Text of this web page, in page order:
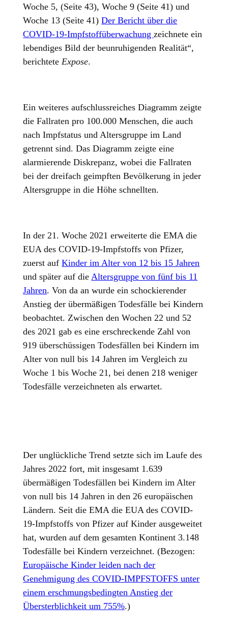
Woche 5, (Seite 43), Woche 9 (Seite 41) und
Woche 13 (Seite 41)Der Bericht über die
COVID-19-Impfstoffüberwachungzeichnete ein
lebendiges Bild der beunruhigenden Realität“,
berichteteExpose.
Ein weiteres aufschlussreiches Diagramm zeigte
die Fallraten pro 100.000 Menschen, die auch
nach Impfstatus und Altersgruppe im Land
getrennt sind. Das Diagramm zeigte eine
alarmierende Diskrepanz, wobei die Fallraten
bei der dreifach geimpften Bevölkerung in jeder
Altersgruppe in die Höhe schnellten.
In der 21. Woche 2021 erweiterte die EMA die
EUA des COVID-19-Impfstoffs von Pfizer,
zuerst aufKinder im Alter von 12 bis 15 Jahren
und später auf dieAltersgruppe von fünf bis 11
Jahren. Von da an wurde ein schockierender
Anstieg der übermäßigen Todesfälle bei Kindern
beobachtet. Zwischen den Wochen 22 und 52
des 2021 gab es eine erschreckende Zahl von
919 überschüssigen Todesfällen bei Kindern im
Alter von null bis 14 Jahren im Vergleich zu
Woche 1 bis Woche 21, bei denen 218 weniger
Todesfälle verzeichneten als erwartet.
Der unglückliche Trend setzte sich im Laufe des
Jahres 2022 fort, mit insgesamt 1.639
übermäßigen Todesfällen bei Kindern im Alter
von null bis 14 Jahren in den 26 europäischen
Ländern. Seit die EMA die EUA des COVID-
19-Impfstoffs von Pfizer auf Kinder ausgeweitet
hat, wurden auf dem gesamten Kontinent 3.148
Todesfälle bei Kindern verzeichnet. (Bezogen:
Europäische Kinder leiden nach der
Genehmigung des COVID-IMPFSTOFFS unter
einem erschmungsbedingten Anstieg der
Übersterblichkeit um 755%.)